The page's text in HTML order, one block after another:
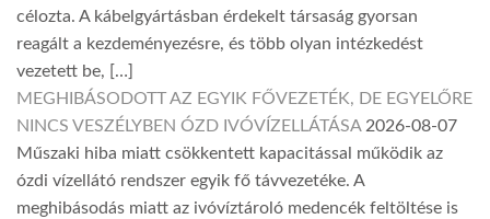
célozta. A kábelgyártásban érdekelt társaság gyorsan
reagált a kezdeményezésre, és több olyan intézkedést
vezetett be, […]
MEGHIBÁSODOTT AZ EGYIK FŐVEZETÉK, DE EGYELŐRE
NINCS VESZÉLYBEN ÓZD IVÓVÍZELLÁTÁSA 2026-08-07
Műszaki hiba miatt csökkentett kapacitással működik az
ózdi vízellátó rendszer egyik fő távvezetéke. A
meghibásodás miatt az ivóvíztároló medencék feltöltése is